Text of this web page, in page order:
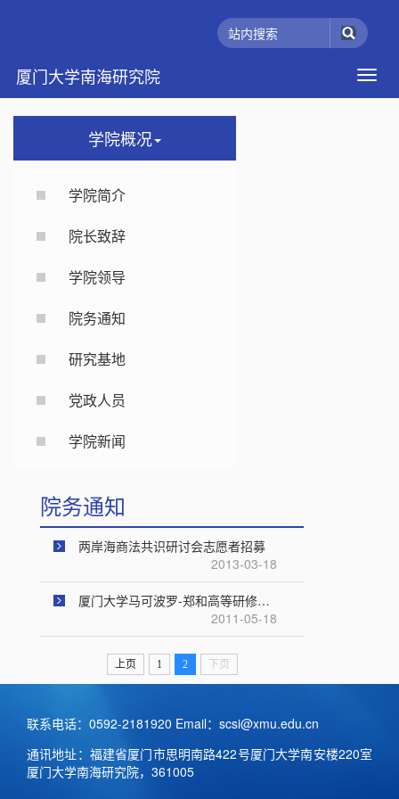
厦门大学南海研究院
学院概况
学院简介
院长致辞
学院领导
院务通知
研究基地
党政人员
学院新闻
院务通知
两岸海商法共识研讨会志愿者招募
2013-03-18
厦门大学马可波罗-郑和高等研修班志愿者招聘
2011-05-18
上页 1 2 下页
联系电话：0592-2181920 Email：scsi@xmu.edu.cn
通讯地址：福建省厦门市思明南路422号厦门大学南安楼220室
厦门大学南海研究院，361005